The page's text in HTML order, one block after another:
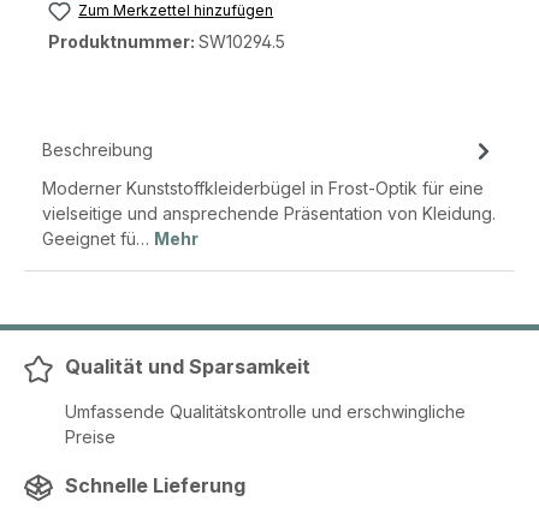
Zum Merkzettel hinzufügen
Produktnummer: SW10294.5
Beschreibung
Moderner Kunststoffkleiderbügel in Frost-Optik für eine
vielseitige und ansprechende Präsentation von Kleidung.
Geeignet fü… Mehr
Qualität und Sparsamkeit
Umfassende Qualitätskontrolle und erschwingliche
Preise
Schnelle Lieferung